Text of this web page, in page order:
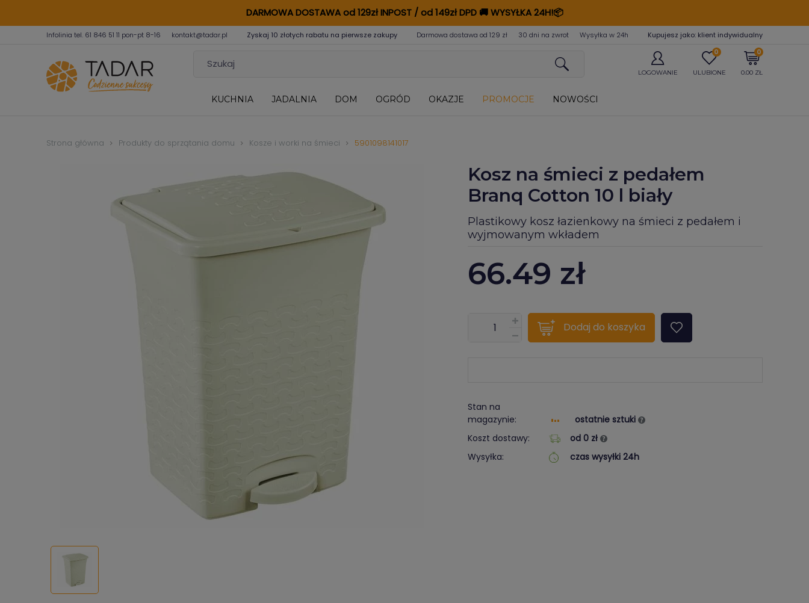
DARMOWA DOSTAWA od 129zł INPOST / od 149zł DPD🚚WYSYŁKA 24H!📦
Infolinia tel. 61 846 51 11 pon-pt 8-16 kontakt@tadar.pl Zyskaj 10 złotych rabatu na pierwsze zakupy Darmowa dostawa od 129 zł 30 dni na zwrot Wysyłka w 24h Kupujesz jako: klient indywidualny
LOGOWANIE
0
ULUBIONE
0
0.00 ZŁ
KUCHNIA JADALNIA DOM OGRÓD OKAZJE PROMOCJE NOWOŚCI
Strona główna Produkty do sprzątania domu Kosze i worki na śmieci 5901098141017
Kosz na śmieci z pedałem
Branq Cotton 10 l biały
Plastikowy kosz łazienkowy na śmieci z pedałem i
wyjmowanym wkładem
66.49 zł
???pl.msg.item.quantity???
Dodaj do koszyka
Stan na
magazynie:
ostatnie sztuki
Koszt dostawy:
od 0 zł
Wysyłka:
czas wysyłki 24h